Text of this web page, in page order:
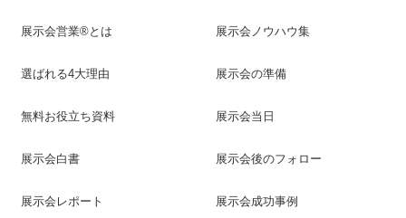
展示会営業®とは
選ばれる4大理由
無料お役立ち資料
展示会白書
展示会レポート
展示会ノウハウ集
展示会の準備
展示会当日
展示会後のフォロー
展示会成功事例